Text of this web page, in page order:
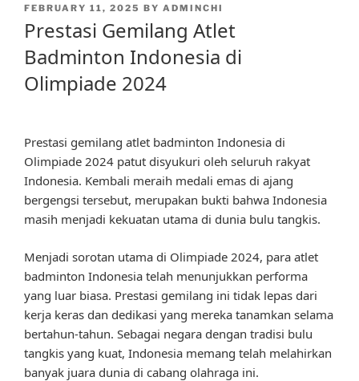
POSTED
FEBRUARY 11, 2025 BY ADMINCHI
Prestasi Gemilang Atlet
Badminton Indonesia di
Olimpiade 2024
Prestasi gemilang atlet badminton Indonesia di
Olimpiade 2024 patut disyukuri oleh seluruh rakyat
Indonesia. Kembali meraih medali emas di ajang
bergengsi tersebut, merupakan bukti bahwa Indonesia
masih menjadi kekuatan utama di dunia bulu tangkis.
Menjadi sorotan utama di Olimpiade 2024, para atlet
badminton Indonesia telah menunjukkan performa
yang luar biasa. Prestasi gemilang ini tidak lepas dari
kerja keras dan dedikasi yang mereka tanamkan selama
bertahun-tahun. Sebagai negara dengan tradisi bulu
tangkis yang kuat, Indonesia memang telah melahirkan
banyak juara dunia di cabang olahraga ini.